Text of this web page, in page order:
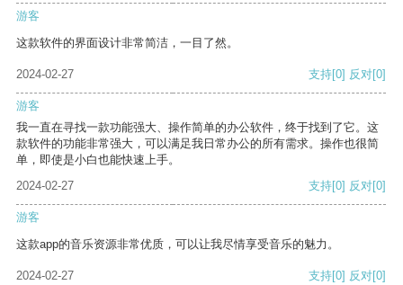
游客
这款软件的界面设计非常简洁，一目了然。
2024-02-27 支持[0] 反对[0]
游客
我一直在寻找一款功能强大、操作简单的办公软件，终于找到了它。这
款软件的功能非常强大，可以满足我日常办公的所有需求。操作也很简
单，即使是小白也能快速上手。
2024-02-27
支持[0] 反对[0]
游客
这款app的音乐资源非常优质，可以让我尽情享受音乐的魅力。
2024-02-27 支持[0] 反对[0]